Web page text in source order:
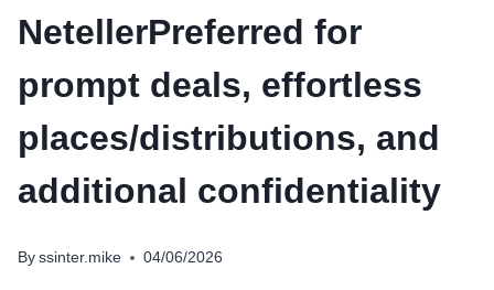
สินค้าตามแบรนด์
NetellerPreferred for
prompt deals, effortless
places/distributions, and
additional confidentiality
By ssinter.mike 04/06/2026